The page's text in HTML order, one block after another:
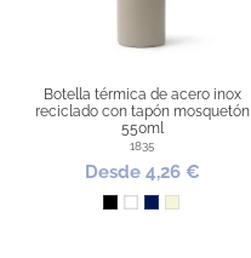
Botella térmica de acero inox
reciclado con tapón mosquetón
550ml
1835
Desde 4,26 €
NegroBlanco
Marino
Beige